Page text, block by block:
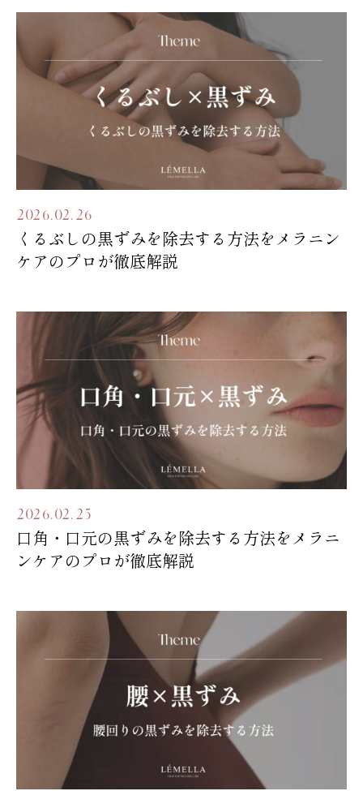
2026.02.26
くるぶしの黒ずみを除去する方法をメラニン
ケアのプロが徹底解説
2026.02.25
口角・口元の黒ずみを除去する方法をメラニ
ンケアのプロが徹底解説